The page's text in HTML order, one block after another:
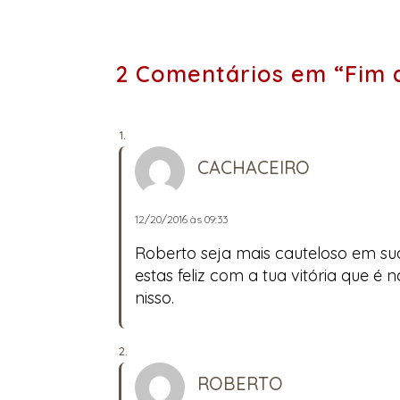
2 Comentários em “Fim
CACHACEIRO
12/20/2016 às 09:33
Roberto seja mais cauteloso em
estas feliz com a tua vitória que é
nisso.
ROBERTO